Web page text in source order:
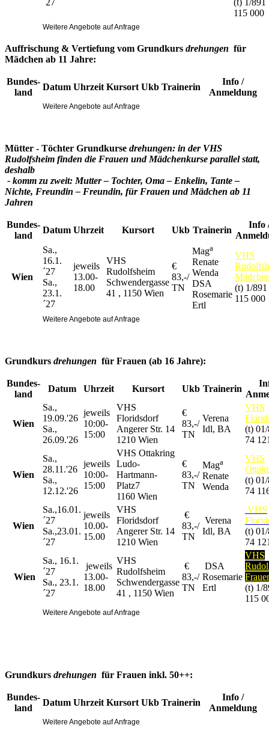
Weitere Angebote auf Anfrage
115 000
Auffrischung & Vertiefung vom Grundkurs drehungen für
Mädchen ab 11 Jahre:
Bundes-
land
Datum Uhrzeit Kursort Ukb Trainerin
Info /
Anmeldung
Weitere Angebote auf Anfrage
Mütter - Töchter Grundkurse drehungen: in der VHS
Rudolfsheim finden die Frauen und Mädchenkurse parallel statt,
deshalb
- komm zu zweit: Mutter – Tochter, Oma – Enkelin, Tante –
Nichte, Freundin – Freundin, für Frauen und Mädchen ab 11
Jahren
Bundes-
land
Datum Uhrzeit Kursort Ukb Trainerin
Info
Weitere Angebote auf Anfrage
Wien
Sa.,
16.1.
´27
Sa.,
23.1.
´27
jeweils
13.00-
18.00
VHS
Rudolfsheim
Schwendergasse
41 , 1150 Wien
€
83,-/
TN
Maga
Renate
Wenda
DSA
Rosemarie
Ertl
VHS
(t) 1/891
115 000
Grundkurs drehungen für Frauen (ab 16 Jahre):
Bundes-
land
Datum Uhrzeit Kursort Ukb Trainerin
Weitere Angebote auf Anfrage
Wien
Sa.,
19.09.'26
Sa.,
26.09.'26
jeweils
10:00-
15:00
VHS
Floridsdorf
Angerer Str. 14
1210 Wien
€
83,-/
TN
Verena
Idl, BA
VHS
(t)
74
Wien
Sa.,
28.11.'26
Sa.,
12.12.'26
jeweils
10:00-
15:00
VHS Ottakring
Ludo-
Hartmann-
Platz7
1160 Wien
€
83,-/
TN
Maga
Renate
Wenda
VHS
(t)
74
Wien
Sa.,16.01.
´27
Sa.,23.01.
´27
jeweils
10.00-
15.00
VHS
Floridsdorf
Angerer Str. 14
1210 Wien
€
83,-/
TN
Verena
Idl, BA
VHS
(t)
74
Wien
Sa., 16.1.
´27
Sa., 23.1.
´27
jeweils
13.00-
18.00
VHS
Rudolfsheim
Schwendergasse
41 , 1150 Wien
€
83,-/
TN
DSA
Rosemarie
Ertl
VHS
(t) 1/
115
Grundkurs drehungen für Frauen inkl. 50++:
Bundes-
land
Datum Uhrzeit Kursort Ukb Trainerin
Info /
Anmeldung
Weitere Angebote auf Anfrage